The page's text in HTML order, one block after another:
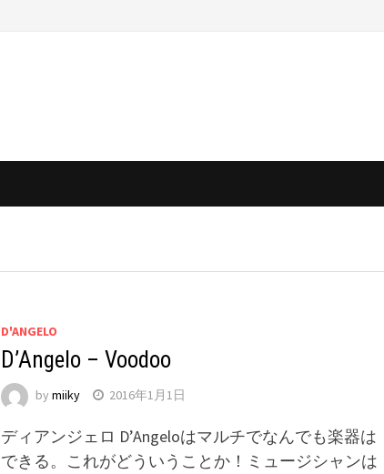
D'ANGELO
D’Angelo – Voodoo
by miiky 2016年1月1日
ディアンジェロ D’Angeloはマルチでなんでも楽器は
できる。これがどういうことか！ミュージシャンは